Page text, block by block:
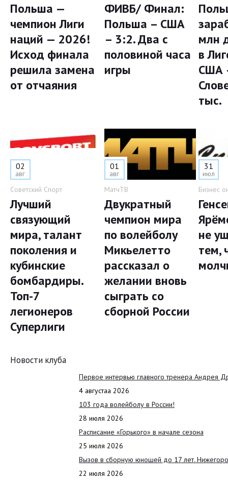
Польша —
чемпион Лиги
наций — 2026!
Исход финала
решила замена
от отчаяния
ФИВБ/ Финал:
Польша – США
– 3:2. Два с
половиной часа
игры
млн
в
США
тыс.
02
авг
Советский Спорт
Лучший
связующий
мира, талант
поколения и
кубинские
бомбардиры.
Топ-7
легионеров
Суперлиги
01
авг
МатчТВ
Двукратный
чемпион мира
по волейболу
Микьелетто
рассказал о
желании вновь
сыграть со
сборной России
31
июл
Бизнес
не
тем,
Новости клуба
Первое интервью главного тренера Андрея
4 августаа 2026
103 года волейболу в России!
28 июля 2026
Расписание «Горького» в начале сезона
25 июля 2026
Вызов в сборную юношей до 17 лет.
22 июля 2026